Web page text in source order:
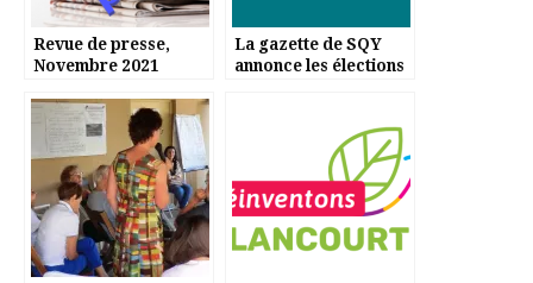
Revue de presse,
Novembre 2021
La gazette de SQY
annonce les élections